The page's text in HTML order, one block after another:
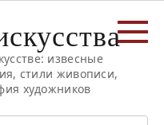
извесные
стили живописи,
художников